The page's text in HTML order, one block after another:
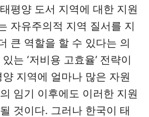
평양 도서 지역에 대한 지원
자유주의적 지역 질서를 지
큰 역할을 할 수 있다는 의
는 ‘저비용 고효율’ 전략이
지역에 얼마나 많은 자원
임기 이후에도 이러한 지원
것이다. 그러나 한국이 태